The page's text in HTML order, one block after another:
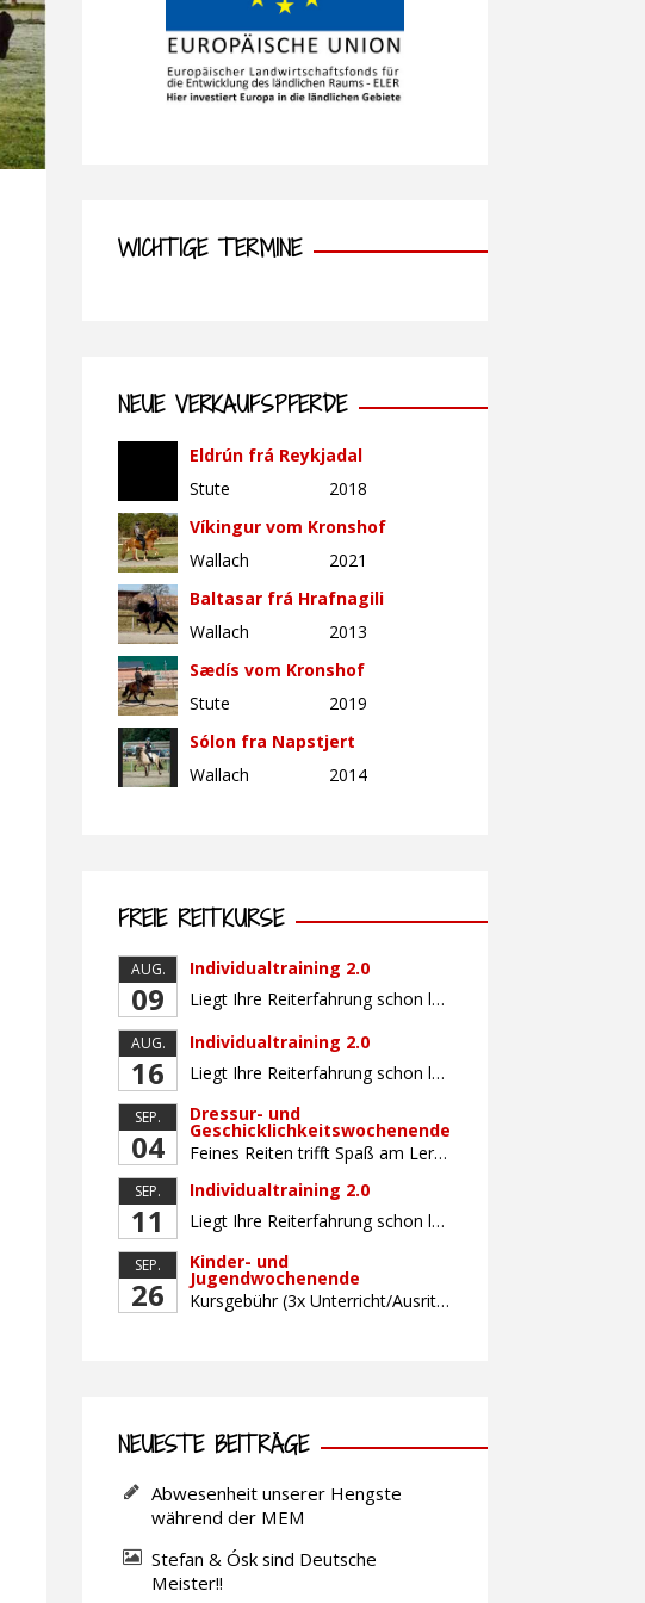
WICHTIGE TERMINE
NEUE VERKAUFSPFERDE
Eldrún frá Reykjadal
Stute
2018
Víkingur vom Kronshof
Wallach
2021
Baltasar frá Hrafnagili
Wallach
2013
Sædís vom Kronshof
Stute
2019
Sólon fra Napstjert
Wallach
2014
FREIE REITKURSE
AUG.
09
Individualtraining 2.0
Liegt Ihre Reiterfahrung schon länger zurück oder fühlen Sie sich noch nicht richtig fit? Oder sind Sie bereits ein sicherer Reiter und freuen sich auf weiterführenden Unterricht? Training für Reiter:innen mit unterschiedlicher Reiterfahrung, auf die Wünsche und Kenntnisse des Einzelnen abgestimmt. Ein abwechslungsreiches Programm mit individuellem Reitunterricht mit unterschiedlichen Schwerpunkten und für Fortgeschrittene auch mit […]
AUG.
16
Individualtraining 2.0
Liegt Ihre Reiterfahrung schon länger zurück oder fühlen Sie sich noch nicht richtig fit? Oder sind Sie bereits ein sicherer Reiter und freuen sich auf weiterführenden Unterricht? Training für Reiter:innen mit unterschiedlicher Reiterfahrung, auf die Wünsche und Kenntnisse des Einzelnen abgestimmt. Ein abwechslungsreiches Programm mit individuellem Reitunterricht mit unterschiedlichen Schwerpunkten und für Fortgeschrittene auch mit […]
SEP.
04
Dressur- und
Geschicklichkeitswochenende
Feines Reiten trifft Spaß am Lernen! Für gutes und feines Dressurreiten ist das Zusammenwirken der Hilfen unerlässlich. Lernen Sie, die reiterlichen Hilfen bewusst, koordiniert und fein aufeinander abgestimmt mit Hilfe von zielbringenden Geschicklichkeitsaufgaben einzusetzen. Gemeinsam arbeiten wir daran, wie Sie mit minimalen, aber klaren Signalen maximale Wirkung erreichen – für ein zufriedenes, losgelassenes Pferd und […]
SEP.
11
Individualtraining 2.0
Liegt Ihre Reiterfahrung schon länger zurück oder fühlen Sie sich noch nicht richtig fit? Oder sind Sie bereits ein sicherer Reiter und freuen sich auf weiterführenden Unterricht? Training für Reiter:innen mit unterschiedlicher Reiterfahrung, auf die Wünsche und Kenntnisse des Einzelnen abgestimmt. Ein abwechslungsreiches Programm mit individuellem Reitunterricht und für Fortgeschrittene auch mit Gangtraining findet in […]
SEP.
26
Kinder- und
Jugendwochenende
Kursgebühr (3x Unterricht/Ausritt, Betreuung) Leihpferd
NEUESTE BEITRÄGE
Abwesenheit unserer Hengste
während der MEM
Stefan & Ósk sind Deutsche
Meister!!